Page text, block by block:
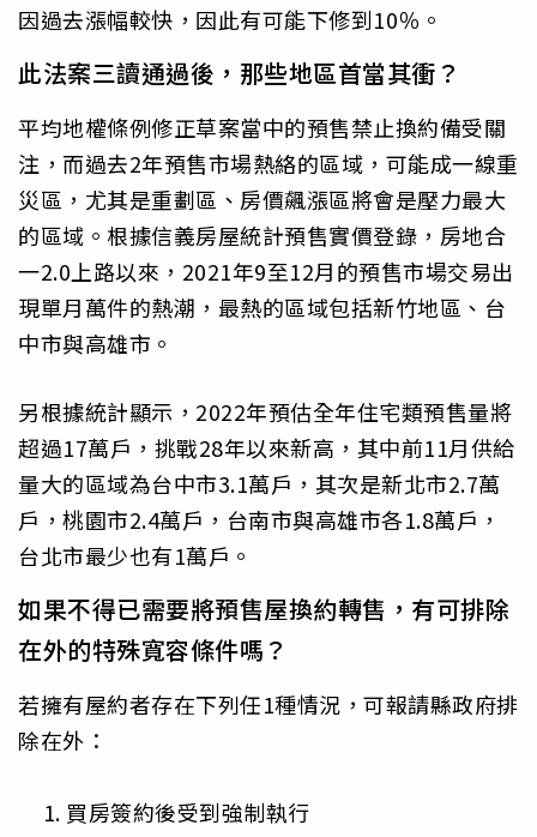
因過去漲幅較快，因此有可能下修到10％。
此法案三讀通過後，那些地區首當其衝？
平均地權條例修正草案當中的預售禁止換約備受關
注，而過去2年預售市場熱絡的區域，可能成一線重
災區，尤其是重劃區、房價飆漲區將會是壓力最大
的區域。根據信義房屋統計預售實價登錄，房地合
一2.0上路以來，2021年9至12月的預售市場交易出
現單月萬件的熱潮，最熱的區域包括新竹地區、台
中市與高雄市。
另根據統計顯示，2022年預估全年住宅類預售量將
超過17萬戶，挑戰28年以來新高，其中前11月供給
量大的區域為台中市3.1萬戶，其次是新北市2.7萬
戶，桃園市2.4萬戶，台南市與高雄市各1.8萬戶，
台北市最少也有1萬戶。
如果不得已需要將預售屋換約轉售，有可排除
在外的特殊寬容條件嗎？
若擁有屋約者存在下列任1種情況，可報請縣政府排
除在外：
買房簽約後受到強制執行